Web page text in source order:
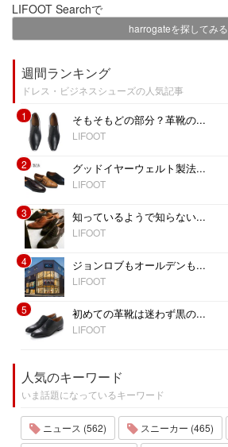
LIFOOT Searchで
harrogateを探してみる
週間ランキング
ドレス・ビジネスシューズの人気記事
1
そもそもどの部分？革靴の...
LIFOOT
2 グッドイヤーウェルト製法...
LIFOOT
3 知っているようで知らない...
LIFOOT
4 ジョンロブもオールデンも...
LIFOOT
5 初めての革靴は迷わず黒の...
LIFOOT
人気のキーワード
いま話題になっているキーワード
ニュース (562) スニーカー (465)